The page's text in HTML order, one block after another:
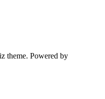
theme. Powered by